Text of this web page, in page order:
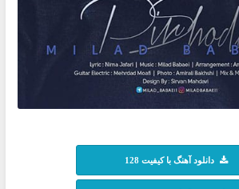
دانلود آهنگ با کیفیت 128